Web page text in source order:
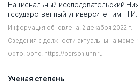
Национальный исследовательский
государственный университет им.
Информация обновлена: 2 декабря 2022 г.
Сведения о должности актуальны на
Фото: Фото: https://person.unn.ru
Ученая степень